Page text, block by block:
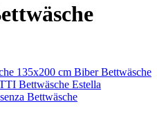
135x200 cm Biber Bettwäsche
Bettwäsche Estella
Bettwäsche